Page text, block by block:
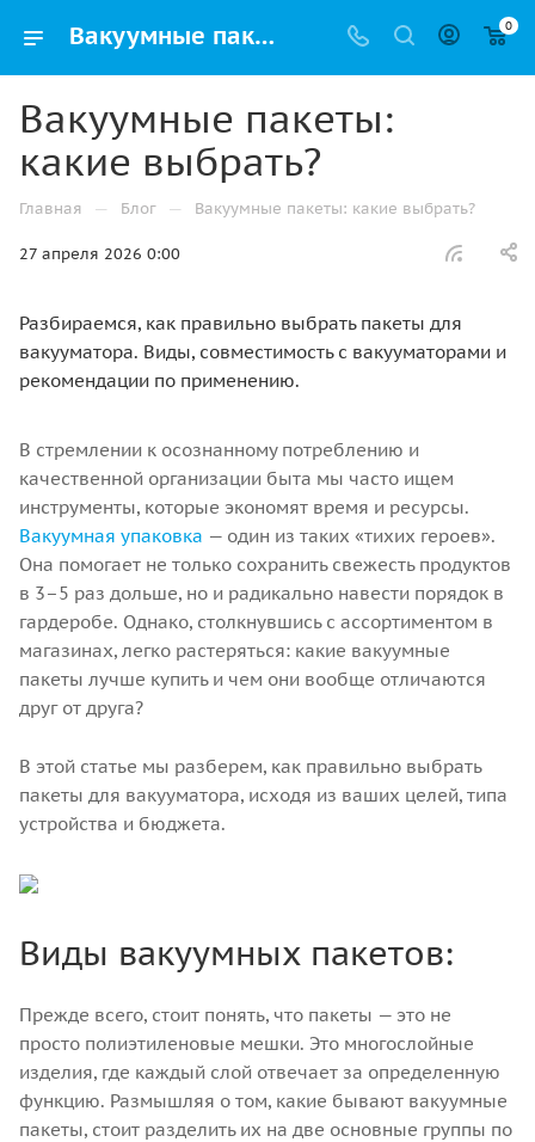
Вакуумные пакеты: какие выбрать для продуктов и одежды? Виды и советы | Упак РФ 0
Вакуумные пакеты:
какие выбрать?
Главная — Блог — Вакуумные пакеты: какие выбрать?
27 апреля 2026 0:00
Разбираемся, как правильно выбрать пакеты для
вакууматора. Виды, совместимость с вакууматорами и
рекомендации по применению.
В стремлении к осознанному потреблению и
качественной организации быта мы часто ищем
инструменты, которые экономят время и ресурсы.
Вакуумная упаковка — один из таких «тихих героев».
Она помогает не только сохранить свежесть продуктов
в 3–5 раз дольше, но и радикально навести порядок в
гардеробе. Однако, столкнувшись с ассортиментом в
магазинах, легко растеряться: какие вакуумные
пакеты лучше купить и чем они вообще отличаются
друг от друга?
В этой статье мы разберем, как правильно выбрать
пакеты для вакууматора, исходя из ваших целей, типа
устройства и бюджета.
Виды вакуумных пакетов:
Прежде всего, стоит понять, что пакеты — это не
просто полиэтиленовые мешки. Это многослойные
изделия, где каждый слой отвечает за определенную
функцию. Размышляя о том, какие бывают вакуумные
пакеты, стоит разделить их на две основные группы по